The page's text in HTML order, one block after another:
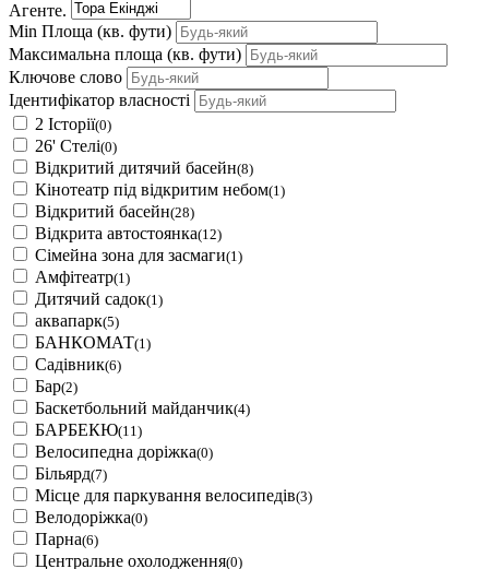
Агенте.
Min Площа (кв. фути)
Максимальна площа (кв. фути)
Ключове слово
Ідентифікатор власності
2 Історії(0)
26' Стелі(0)
Відкритий дитячий басейн(8)
Кінотеатр під відкритим небом(1)
Відкритий басейн(28)
Відкрита автостоянка(12)
Сімейна зона для засмаги(1)
Амфітеатр(1)
Дитячий садок(1)
аквапарк(5)
БАНКОМАТ(1)
Садівник(6)
Бар(2)
Баскетбольний майданчик(4)
БАРБЕКЮ(11)
Велосипедна доріжка(0)
Більярд(7)
Місце для паркування велосипедів(3)
Велодоріжка(0)
Парна(6)
Центральне охолодження(0)